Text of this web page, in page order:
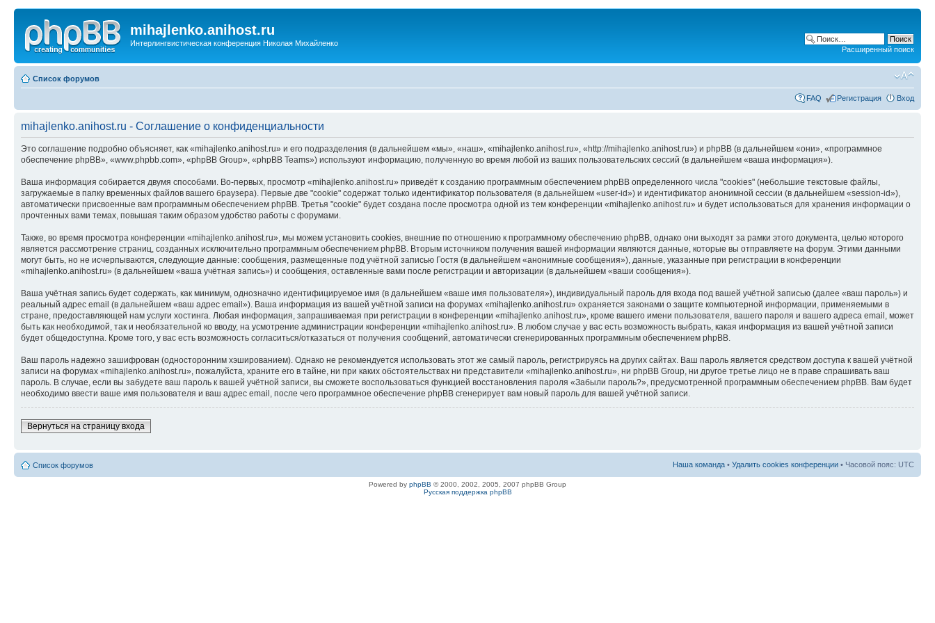
mihajlenko.anihost.ru
Интерлингвистическая конференция Николая Михайленко
Расширенный поиск
Список форумов
FAQ Регистрация Вход
mihajlenko.anihost.ru - Соглашение о конфиденциальности
Это соглашение подробно объясняет, как «mihajlenko.anihost.ru» и его подразделения (в дальнейшем «мы», «наш», «mihajlenko.anihost.ru», «http://mihajlenko.anihost.ru») и phpBB (в дальнейшем «они», «программное
обеспечение phpBB», «www.phpbb.com», «phpBB Group», «phpBB Teams») используют информацию, полученную во время любой из ваших пользовательских сессий (в дальнейшем «ваша информация»).
Ваша информация собирается двумя способами. Во-первых, просмотр «mihajlenko.anihost.ru» приведёт к созданию программным обеспечением phpBB определенного числа "cookies" (небольшие текстовые файлы,
загружаемые в папку временных файлов вашего браузера). Первые две "cookie" содержат только идентификатор пользователя (в дальнейшем «user-id») и идентификатор анонимной сессии (в дальнейшем «session-id»),
автоматически присвоенные вам программным обеспечением phpBB. Третья "cookie" будет создана после просмотра одной из тем конференции «mihajlenko.anihost.ru» и будет использоваться для хранения информации о
прочтенных вами темах, повышая таким образом удобство работы с форумами.
Также, во время просмотра конференции «mihajlenko.anihost.ru», мы можем установить cookies, внешние по отношению к программному обеспечению phpBB, однако они выходят за рамки этого документа, целью которого
является рассмотрение страниц, созданных исключительно программным обеспечением phpBB. Вторым источником получения вашей информации являются данные, которые вы отправляете на форум. Этими данными
могут быть, но не исчерпываются, следующие данные: сообщения, размещенные под учётной записью Гостя (в дальнейшем «анонимные сообщения»), данные, указанные при регистрации в конференции
«mihajlenko.anihost.ru» (в дальнейшем «ваша учётная запись») и сообщения, оставленные вами после регистрации и авторизации (в дальнейшем «ваши сообщения»).
Ваша учётная запись будет содержать, как минимум, однозначно идентифицируемое имя (в дальнейшем «ваше имя пользователя»), индивидуальный пароль для входа под вашей учётной записью (далее «ваш пароль») и
реальный адрес email (в дальнейшем «ваш адрес email»). Ваша информация из вашей учётной записи на форумах «mihajlenko.anihost.ru» охраняется законами о защите компьютерной информации, применяемыми в
стране, предоставляющей нам услуги хостинга. Любая информация, запрашиваемая при регистрации в конференции «mihajlenko.anihost.ru», кроме вашего имени пользователя, вашего пароля и вашего адреса email, может
быть как необходимой, так и необязательной ко вводу, на усмотрение администрации конференции «mihajlenko.anihost.ru». В любом случае у вас есть возможность выбрать, какая информация из вашей учётной записи
будет общедоступна. Кроме того, у вас есть возможность согласиться/отказаться от получения сообщений, автоматически сгенерированных программным обеспечением phpBB.
Ваш пароль надежно зашифрован (односторонним хэшированием). Однако не рекомендуется использовать этот же самый пароль, регистрируясь на других сайтах. Ваш пароль является средством доступа к вашей учётной
записи на форумах «mihajlenko.anihost.ru», пожалуйста, храните его в тайне, ни при каких обстоятельствах ни представители «mihajlenko.anihost.ru», ни phpBB Group, ни другое третье лицо не в праве спрашивать ваш
пароль. В случае, если вы забудете ваш пароль к вашей учётной записи, вы сможете воспользоваться функцией восстановления пароля «Забыли пароль?», предусмотренной программным обеспечением phpBB. Вам будет
необходимо ввести ваше имя пользователя и ваш адрес email, после чего программное обеспечение phpBB сгенерирует вам новый пароль для вашей учётной записи.
Вернуться на страницу входа
Список форумов Наша команда • Удалить cookies конференции • Часовой пояс: UTC
Powered by phpBB © 2000, 2002, 2005, 2007 phpBB Group
Русская поддержка phpBB